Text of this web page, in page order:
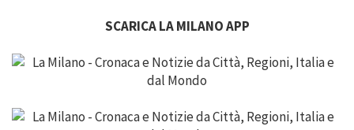
SCARICA LA MILANO APP